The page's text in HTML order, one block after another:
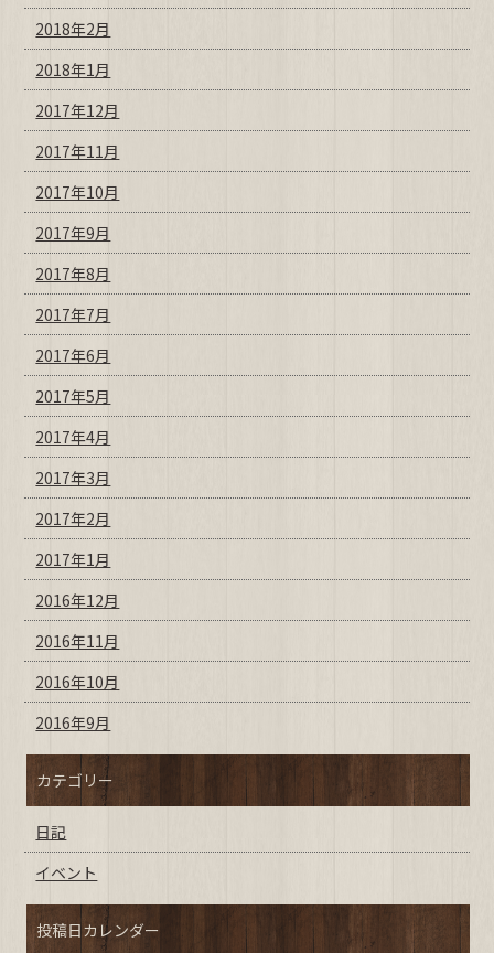
2018年2月
2018年1月
2017年12月
2017年11月
2017年10月
2017年9月
2017年8月
2017年7月
2017年6月
2017年5月
2017年4月
2017年3月
2017年2月
2017年1月
2016年12月
2016年11月
2016年10月
2016年9月
カテゴリー
日記
イベント
投稿日カレンダー